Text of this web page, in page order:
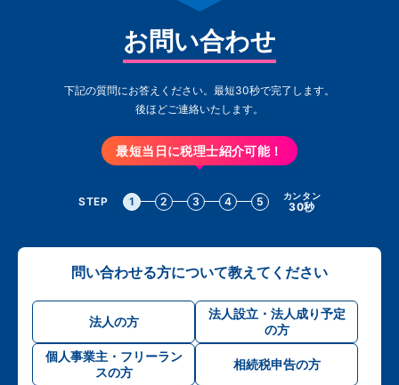
お問い合わせ
下記の質問にお答えください。最短30秒で完了します。
後ほどご連絡いたします。
最短当日に税理士紹介可能！
STEP 1 2 3 4 5 カンタン
30秒
問い合わせる方について教えてください
法人の方
法人設立・法人成り予定
の方
個人事業主・フリーラン
スの方
相続税申告の方